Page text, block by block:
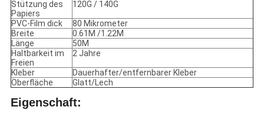
Stützung des
Papiers
120G / 140G
PVC-Film dick
80 Mikrometer
Breite
0.61M /1.22M
Länge
50M
Haltbarkeit im
Freien
2 Jahre
Kleber
Dauerhafter/entfernbarer Kleber
Oberfläche
Glatt/Lech
Eigenschaft: